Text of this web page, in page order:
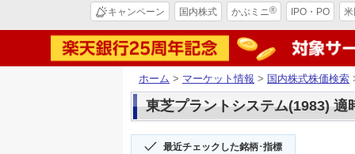
キャンペーン 国内株式 かぶミニ® IPO・PO
ホーム > マーケット情報 > 国内株式株価検索
東芝プラントシステム(1983) 適
最近チェックした銘柄･指標